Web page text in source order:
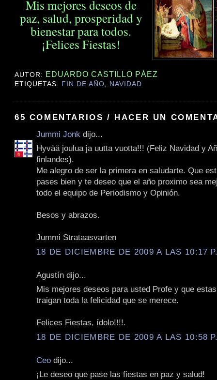
Mis mejores deseos de
paz, salud, prosperidady
bienestar para todos.
¡Felices Fiestas!
AUTOR: EDUARDO CASTILLO PÁEZ
ETIQUETAS: FIN DE AÑO, NAVIDAD
65 COMENTARIOS / HACER UN
Jummi Jonk dijo...
Hyvää joulua ja uutta vuotta!!! (Feliz Navidad y
finlandes).
Me alegro de ser la primera en saludarte. Que
pases bien y te deseo que el año proximo sea
todo el equipo de Periodismo y Opinión.
Besos y abrazos.
Jummi Strataasvarten
18 DE DICIEMBRE DE 2009 A LAS 10:17
Agustín dijo...
Mis mejores deseos para usted Profe y que
traigan toda la felicidad que se merece.
Felices Fiestas, ídolo!!!!.
18 DE DICIEMBRE DE 2009 A LAS 10:58
Ceo dijo...
¡Le deseo que pase las fiestas en paz y salud!